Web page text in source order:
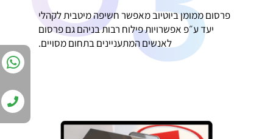
פרסום ממומן ביוטיוב מאפשר חשיפה מיטבית לקהלי
יעד ע״פ אפשרויות פילוח רבות בניהם גם פרסום
לאנשים המתעניינים בתחום מסויים.